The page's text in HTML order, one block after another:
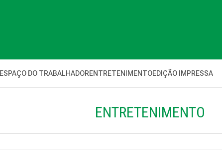
ESPAÇO DO TRABALHADORENTRETENIMENTOEDIÇÃO IMPRESSA
ENTRETENIMENTO